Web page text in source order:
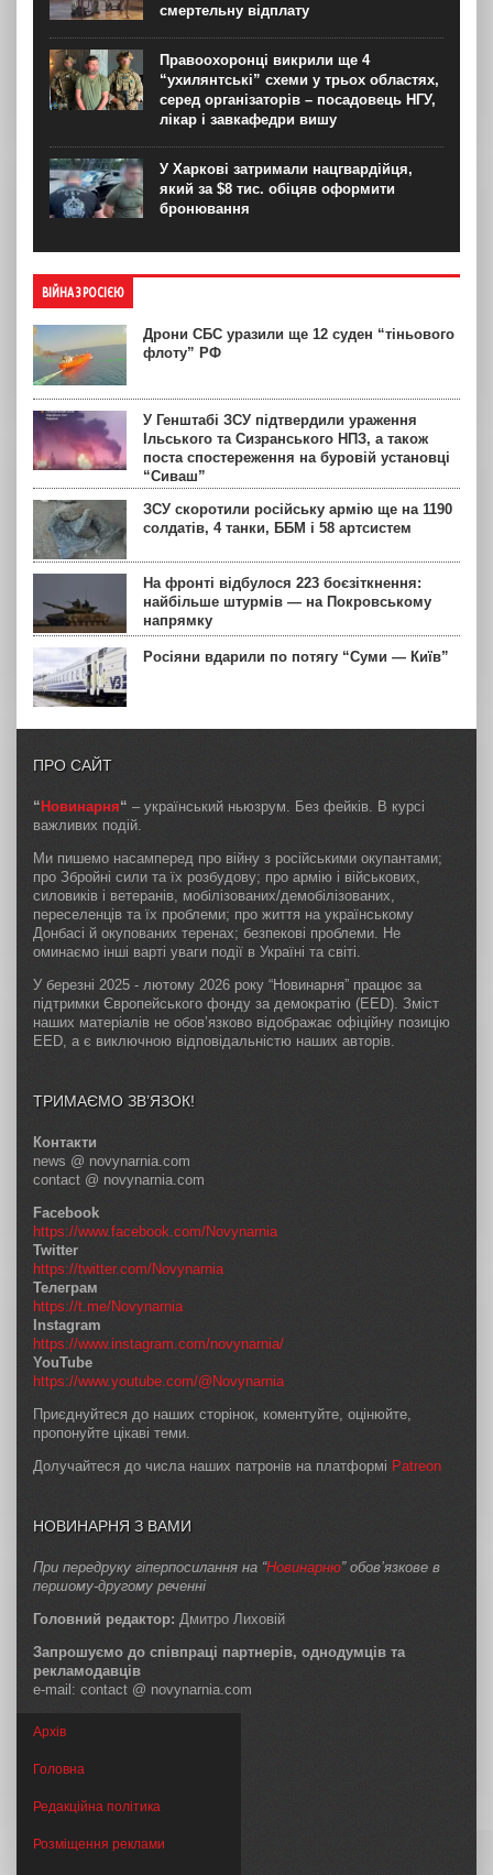
смертельну відплату
Правоохоронці викрили ще 4
“ухилянтські” схеми у трьох областях,
серед організаторів – посадовець НГУ,
лікар і завкафедри вишу
У Харкові затримали нацгвардійця,
який за $8 тис. обіцяв оформити
бронювання
ВІЙНА З РОСІЄЮ
Дрони СБС уразили ще 12 суден “тіньового
флоту” РФ
У Генштабі ЗСУ підтвердили ураження
Ільського та Сизранського НПЗ, а також
поста спостереження на буровій установці
“Сиваш”
ЗСУ скоротили російську армію ще на 1190
солдатів, 4 танки, ББМ і 58 артсистем
На фронті відбулося 223 боєзіткнення:
найбільше штурмів — на Покровському
напрямку
Росіяни вдарили по потягу “Суми — Київ”
ПРО САЙТ
“ Новинарня“ – український ньюзрум. Без фейків. В курсі
важливих подій.
Ми пишемо насамперед про війну з російськими окупантами;
про Збройні сили та їх розбудову; про армію і військових,
силовиків і ветеранів, мобілізованих/демобілізованих,
переселенців та їх проблеми; про життя на українському
Донбасі й окупованих теренах; безпекові проблеми. Не
оминаємо інші варті уваги події в Україні та світі.
У березні 2025 - лютому 2026 року “Новинарня” працює за
підтримки Європейського фонду за демократію (EED). Зміст
наших матеріалів не обов’язково відображає офіційну позицію
EED, а є виключною відповідальністю наших авторів.
ТРИМАЄМО ЗВ’ЯЗОК!
Контакти
news @ novynarnia.com
contact @ novynarnia.com
Facebook
https://www.facebook.com/Novynarnia
Twitter
https://twitter.com/Novynarnia
Телеграм
https://t.me/Novynarnia
Instagram
https://www.instagram.com/novynarnia/
YouTube
https://www.youtube.com/@Novynarnia
Приєднуйтеся до наших сторінок, коментуйте, оцінюйте,
пропонуйте цікаві теми.
Долучайтеся до числа наших патронів на платформі Patreon
НОВИНАРНЯ З ВАМИ
При передруку гіперпосилання на “Новинарню” обов’язкове в
першому-другому реченні
Головний редактор: Дмитро Лиховій
Запрошуємо до співпраці партнерів, однодумців та
рекламодавців
e-mail: contact @ novynarnia.com
Архів
Головна
Редакційна політика
Розміщення реклами